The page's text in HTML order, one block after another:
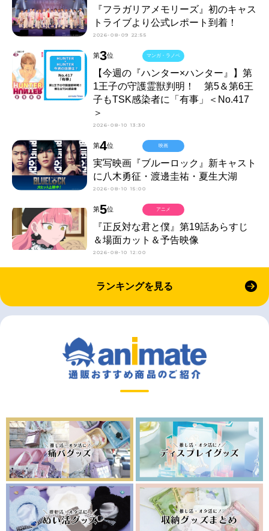
『フラガリアメモリーズ』初のキャス
トライブより公式レポート到着！
2026-08-09 22:55
第3位
【今週の『ハンター×ハンター』】第
1王子の守護霊獣判明！ 第5＆第6王
子もTSK感染者に「有事」＜No.417
＞
2026-08-10 13:30
マンガ・ラノベ
第4位
実写映画『ブルーロック』新キャスト
に八木勇征・渡邊圭祐・夏生大湖
2026-08-10 15:00
映画
第5位
『正反対な君と僕』第19話あらすじ
＆場面カット＆予告映像
2026-08-10 12:00
アニメ
ランキングを見る